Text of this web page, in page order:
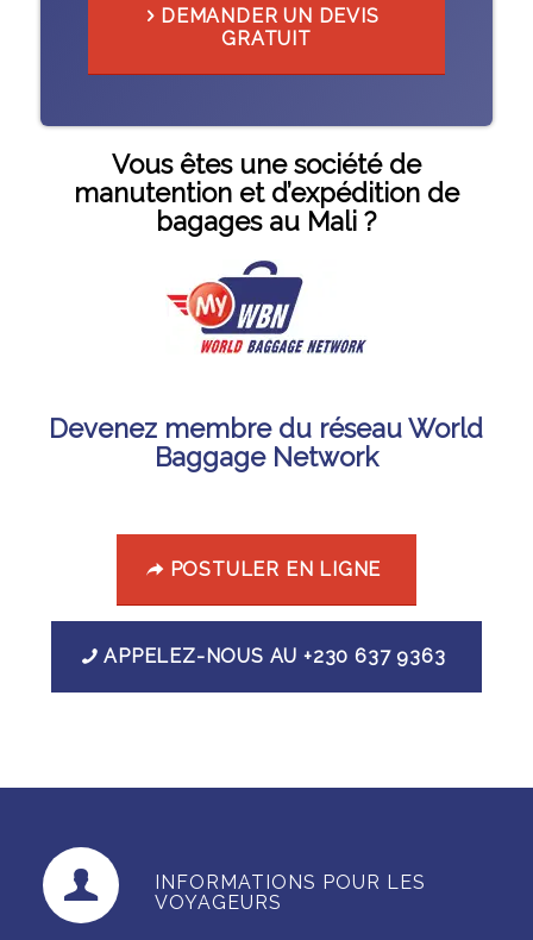
DEMANDER UN DEVIS
GRATUIT
Vous êtes une société de
manutention et d’expédition de
bagages au Mali ?
Devenez membre du réseau World
Baggage Network
POSTULER EN LIGNE
APPELEZ-NOUS AU +230 637 9363
INFORMATIONS POUR LES
VOYAGEURS